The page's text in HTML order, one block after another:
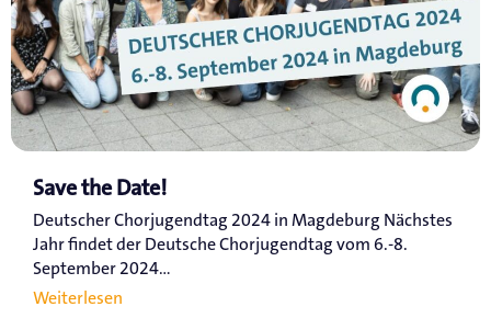
Save the Date!
Deutscher Chorjugendtag 2024 in Magdeburg Nächstes
Jahr findet der Deutsche Chorjugendtag vom 6.-8.
September 2024...
Weiterlesen